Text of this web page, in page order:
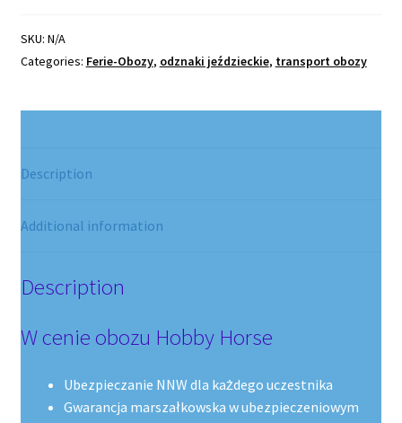
SKU: N/A
Categories: Ferie-Obozy, odznaki jeździeckie, transport obozy
Description
Additional information
Description
W cenie obozu Hobby Horse
Ubezpieczanie NNW dla każdego uczestnika
Gwarancja marszałkowska w ubezpieczeniowym